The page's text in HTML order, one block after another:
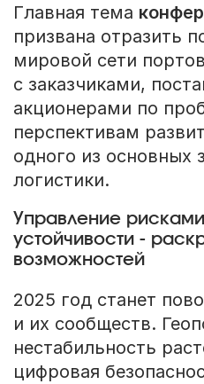
Главная тема
призвана отразить
мировой сети
с заказчиками,
акционерами по
перспективам
одного из основных
логистики.
Управление
устойчивости -
возможностей
2025 год станет
и их сообществ.
нестабильность
цифровая